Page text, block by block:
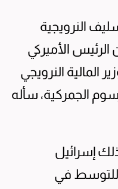
النرويجية
الرئيس الأميركي
المالية النرويجي
الجمركية، سأله
إسرائيل
للتوسط في